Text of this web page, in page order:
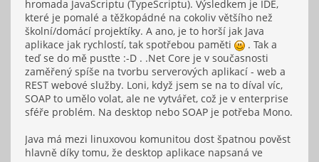
hromada JavaScriptu (TypeScriptu). Výsledkem je IDE,
které je pomalé a těžkopádné na cokoliv většího než
školní/domácí projektíky. A ano, je to horší jak Java
aplikace jak rychlostí, tak spotřebou paměti
. Tak a
teď se do mě pusťte :-D . .Net Core je v současnosti
zaměřený spíše na tvorbu serverových aplikací - web a
REST webové služby. Loni, když jsem se na to díval víc,
SOAP to umělo volat, ale ne vytvářet, což je v enterprise
sféře problém. Na desktop nebo SOAP je potřeba Mono.
Java má mezi linuxovou komunitou dost špatnou pověst
hlavně díky tomu, že desktop aplikace napsaná ve